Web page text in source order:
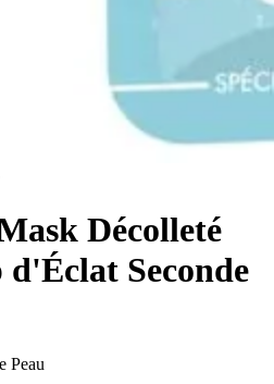
Décolleté
Seconde
Peau